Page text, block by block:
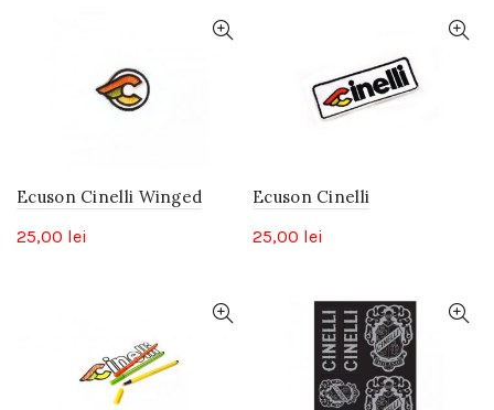
Ecuson Cinelli Winged
25,00 lei
Ecuson Cinelli
25,00 lei